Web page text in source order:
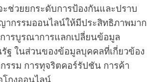
ช่วยยกระดับการป้องกันและปราบ
ากรรมออนไลน์ให้มีประสิทธิภาพมาก
ารบูรณาการแลกเปลี่ยนข้อมูล
รัฐ ในส่วนของข้อมูลบุคคลที่เกี่ยวข้อง
รรม การทุจริตคอร์รัปชัน การค้า
กงออนไลน์